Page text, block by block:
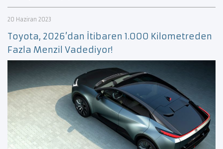
20 Haziran 2023
Toyota, 2026’dan İtibaren 1.000 Kilometreden
Fazla Menzil Vadediyor!